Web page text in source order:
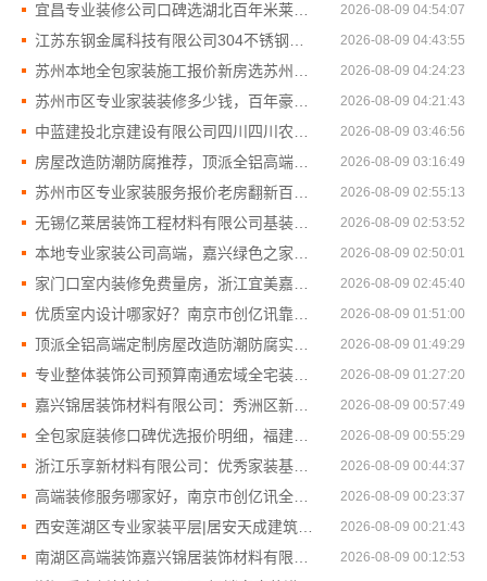
2026-08-09 04:54:07
2026-08-09 04:43:55
2026-08-09 04:24:23
2026-08-09 04:21:43
2026-08-09 03:46:56
2026-08-09 03:16:49
2026-08-09 02:55:13
2026-08-09 02:53:52
2026-08-09 02:50:01
2026-08-09 02:45:40
2026-08-09 01:51:00
2026-08-09 01:49:29
2026-08-09 01:27:20
2026-08-09 00:57:49
2026-08-09 00:55:29
2026-08-09 00:44:37
2026-08-09 00:23:37
2026-08-09 00:21:43
2026-08-09 00:12:53